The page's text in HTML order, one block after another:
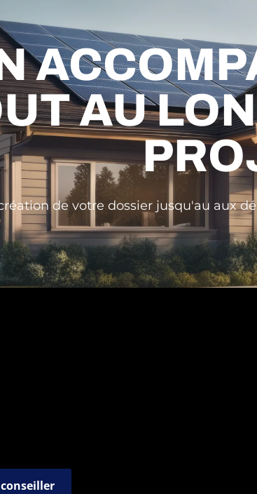
AU
de votre dossier jusqu'au aux